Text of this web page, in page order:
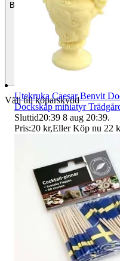
Betalning Via Tradera
Välj till köparskydd
Utekruka Caesar Benvit
Dockskåp miniatyr
Sluttid20:39 8 aug 20:39.
Pris:20 kr,Eller Köp nu 22